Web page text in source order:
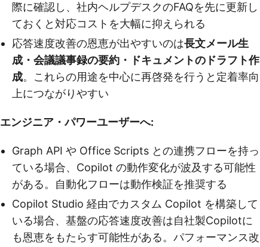
際に確認し、社内ヘルプデスクのFAQを先に更新し
ておくと対応コストを大幅に抑えられる
応答速度改善の恩恵が出やすいのは長文メール生
成・会議議事録の要約・ドキュメントのドラフト作
成。これらの用途を中心に再啓発を行うと定着率向
上につながりやすい
エンジニア・パワーユーザーへ:
Graph API や Office Scripts との連携フローを持っ
ている場合、Copilot の動作変化が波及する可能性
がある。自動化フローは動作検証を推奨する
Copilot Studio 経由でカスタム Copilot を構築して
いる場合、基盤の応答速度改善は自社製Copilotに
も恩恵をもたらす可能性がある。パフォーマンス改